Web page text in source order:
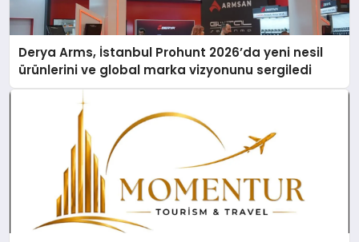
Derya Arms, İstanbul Prohunt 2026’da yeni nesil
ürünlerini ve global marka vizyonunu sergiledi